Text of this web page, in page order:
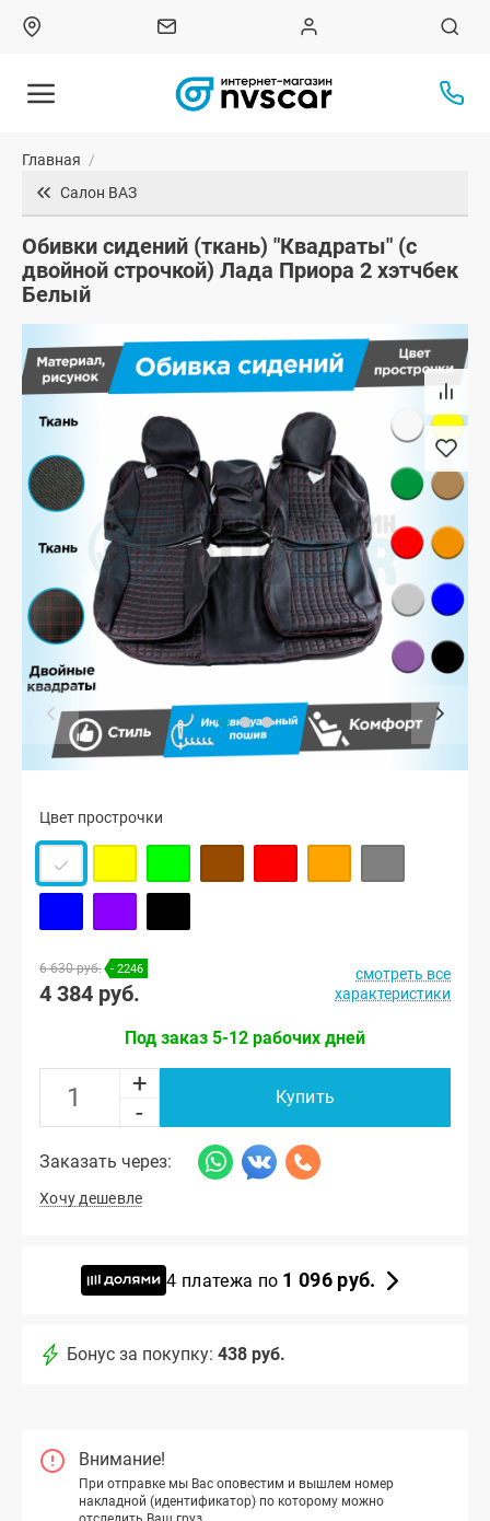
Главная /
Салон ВАЗ
Обивки сидений (ткань) "Квадраты" (с
двойной строчкой) Лада Приора 2 хэтчбек
Белый
Цвет прострочки
6 630 руб. - 2246
4 384 руб.
смотреть все
характеристики
Под заказ 5-12 рабочих дней
+
-
Купить
Заказать через:
Хочу дешевле
4 платежа по 1 096 руб.
Бонус за покупку: 438 руб.
Внимание!
При отправке мы Вас оповестим и вышлем номер
накладной (идентификатор) по которому можно